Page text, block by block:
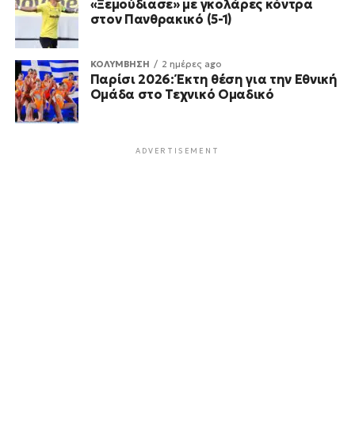
«Ξεμούδιασε» με γκολάρες κόντρα
στον Πανθρακικό (5-1)
ΚΟΛΥΜΒΗΣΗ 2 ημέρες ago
Παρίσι 2026: Έκτη θέση για την Εθνική
Ομάδα στο Τεχνικό Ομαδικό
ADVERTISEMENT